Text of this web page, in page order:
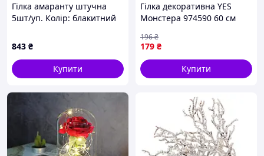
Гілка амаранту штучна
5шт/уп. Колір: блакитний
843 ₴
Купити
Гілка декоративна YES
Монстера 974590 60 см
179 ₴
196₴
Купити